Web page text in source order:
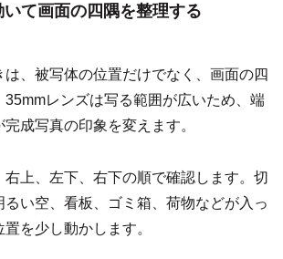
て画面の四隅を整理する
、被写体の位置だけでなく、画面の四
35mmレンズは写る範囲が広いため、端
成写真の印象を変えます。
上、左下、右下の順で確認します。切
るい空、看板、ゴミ箱、荷物などが入っ
を少し動かします。